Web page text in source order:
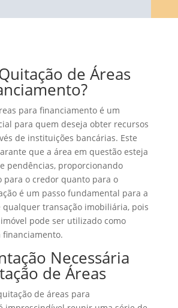
de Áreas
para financiamento é um
para quem deseja obter recursos
de instituições bancárias. Este
que a área em questão esteja
pendências, proporcionando
para o credor quanto para o
é um passo fundamental para a
qualquer transação imobiliária, pois
pode ser utilizado como
Necessária
de Áreas
de áreas para